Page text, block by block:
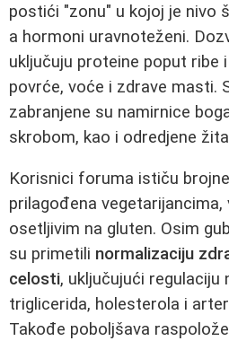
postići "zonu" u kojoj je nivo
a hormoni uravnoteženi.
uključuju proteine poput ribe
povrće, voće i zdrave masti.
zabranjene su namirnice
skrobom, kao i odredjene
Korisnici foruma ističu brojne
prilagođena
osetljivim na gluten. Osim
su primetili normalizaciju
celosti, uključujući regulaciju
triglicerida, holesterola i
Takođe poboljšava